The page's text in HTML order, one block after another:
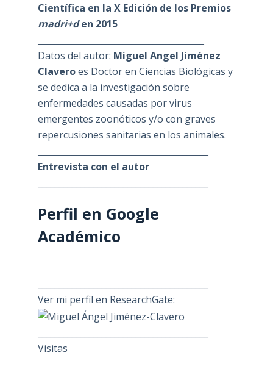
Científica en la X Edición de los Premios
madri+den 2015
Datos del autor: Miguel Angel Jiménez
Claveroes Doctor en Ciencias Biológicas y
se dedica a la investigación sobre
enfermedades causadas por virus
emergentes zoonóticos y/o con graves
repercusiones sanitarias en los animales.
Entrevista con el autor
Perfil en Google
Académico
Ver mi perfil en ResearchGate:
Visitas